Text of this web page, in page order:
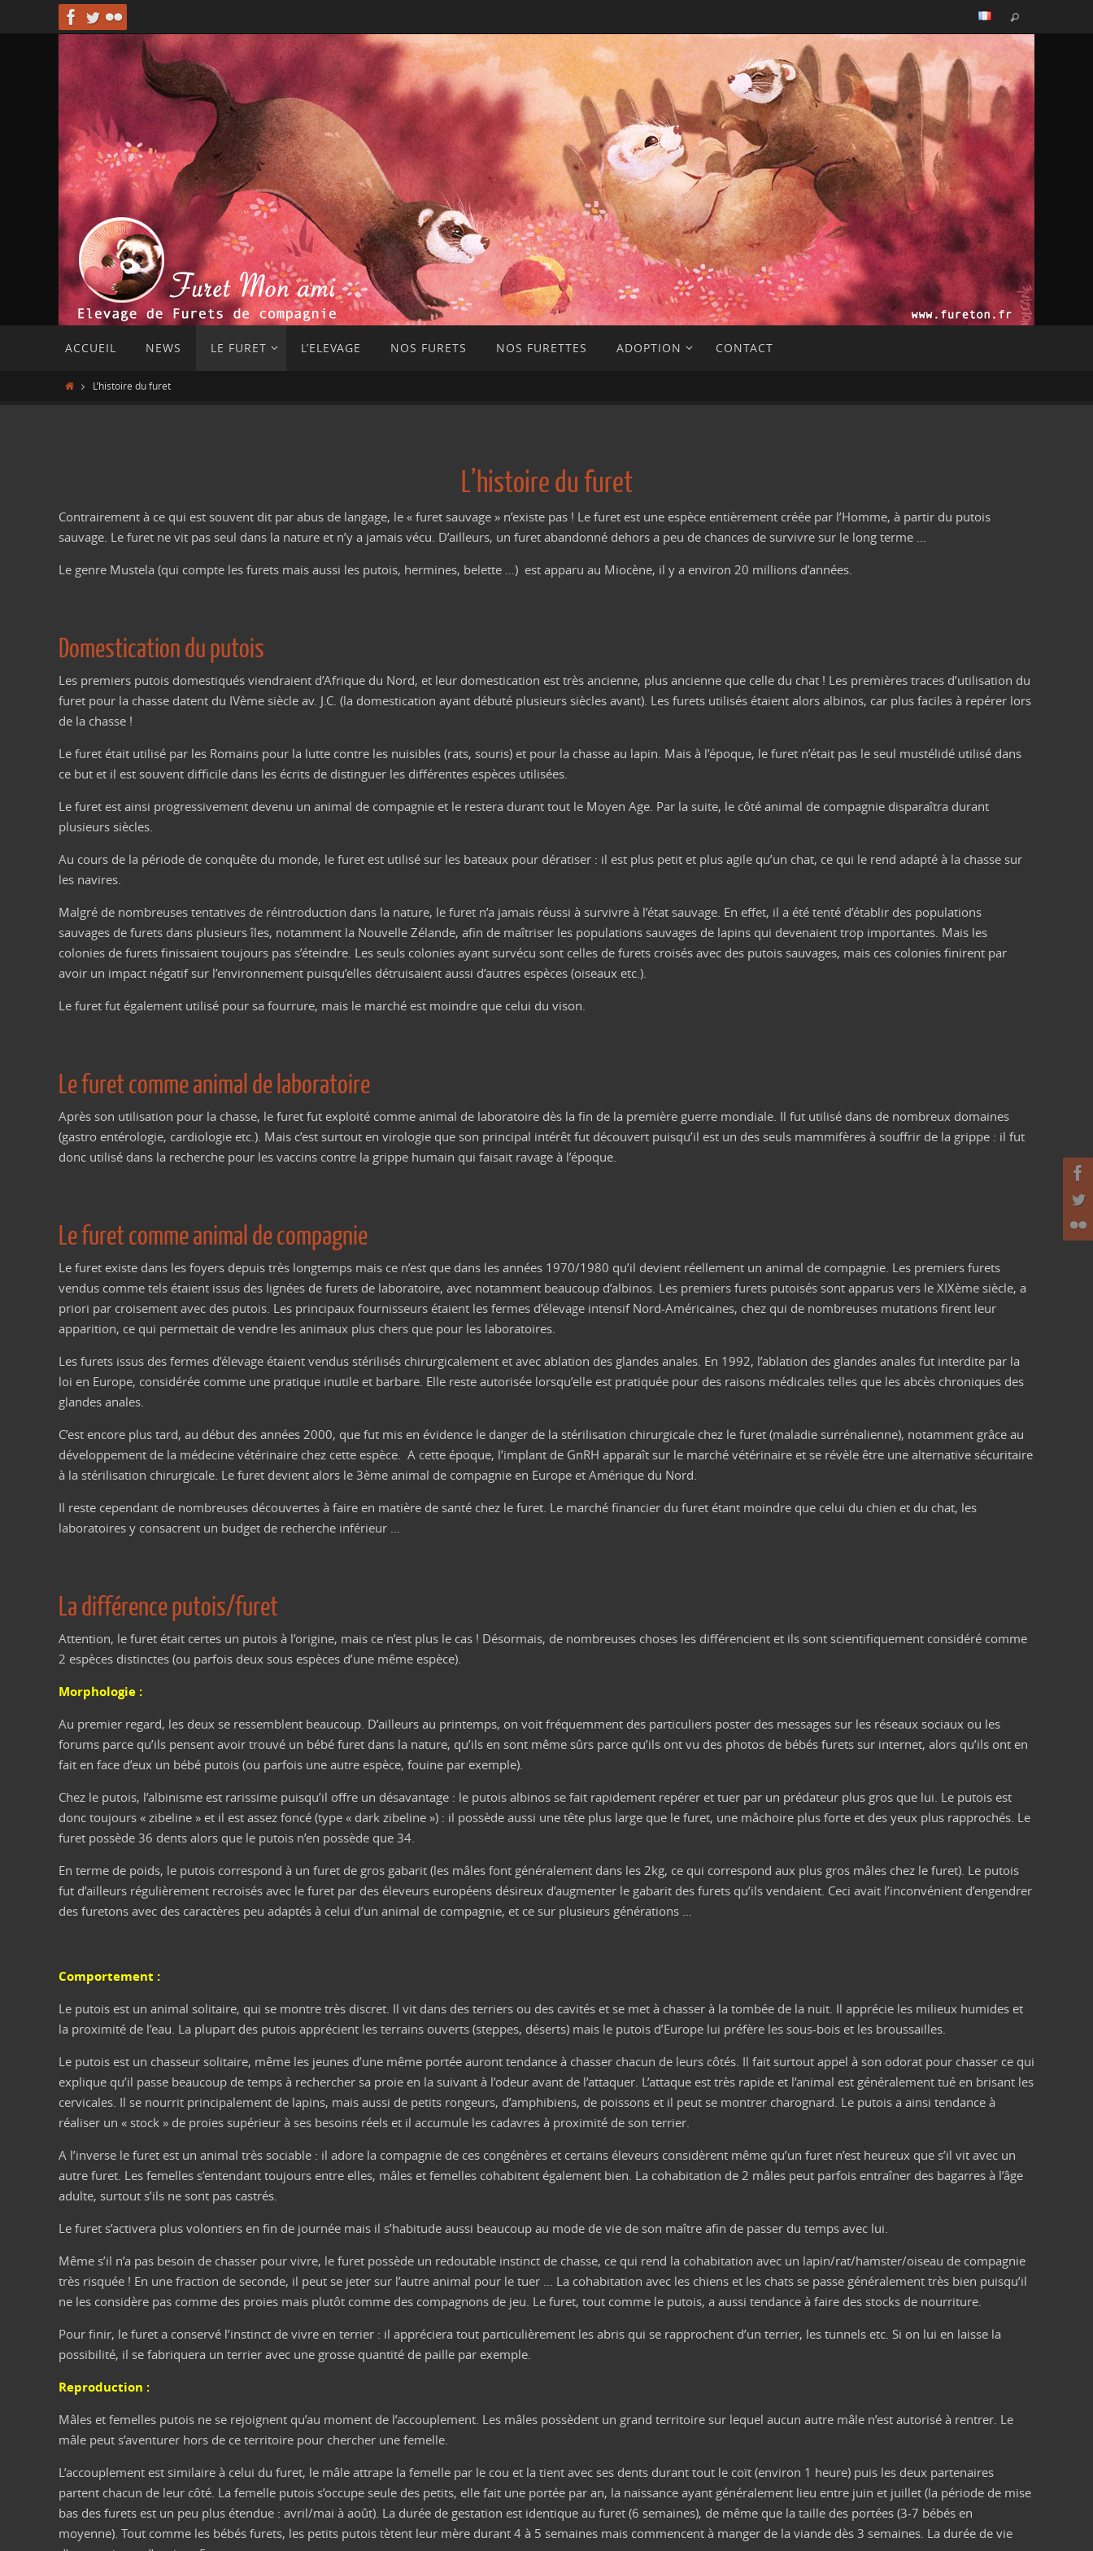
ACCUEIL NEWS LE FURET L’ELEVAGE NOS FURETS NOS FURETTES ADOPTION CONTACT
HomeL’histoire du furet
L’histoire du furet
Contrairement à ce qui est souvent dit par abus de langage, le « furet sauvage » n’existe pas ! Le furet est une espèce entièrement créée par l’Homme, à partir du putois
sauvage. Le furet ne vit pas seul dans la nature et n’y a jamais vécu. D’ailleurs, un furet abandonné dehors a peu de chances de survivre sur le long terme …
Le genre Mustela (qui compte les furets mais aussi les putois, hermines, belette …) est apparu au Miocène, il y a environ 20 millions d’années.
Domestication du putois
Les premiers putois domestiqués viendraient d’Afrique du Nord, et leur domestication est très ancienne, plus ancienne que celle du chat ! Les premières traces d’utilisation du
furet pour la chasse datent du IVème siècle av. J.C. (la domestication ayant débuté plusieurs siècles avant). Les furets utilisés étaient alors albinos, car plus faciles à repérer lors
de la chasse !
Le furet était utilisé par les Romains pour la lutte contre les nuisibles (rats, souris) et pour la chasse au lapin. Mais à l’époque, le furet n’était pas le seul mustélidé utilisé dans
ce but et il est souvent difficile dans les écrits de distinguer les différentes espèces utilisées.
Le furet est ainsi progressivement devenu un animal de compagnie et le restera durant tout le Moyen Age. Par la suite, le côté animal de compagnie disparaîtra durant
plusieurs siècles.
Au cours de la période de conquête du monde, le furet est utilisé sur les bateaux pour dératiser : il est plus petit et plus agile qu’un chat, ce qui le rend adapté à la chasse sur
les navires.
Malgré de nombreuses tentatives de réintroduction dans la nature, le furet n’a jamais réussi à survivre à l’état sauvage. En effet, il a été tenté d’établir des populations
sauvages de furets dans plusieurs îles, notamment la Nouvelle Zélande, afin de maîtriser les populations sauvages de lapins qui devenaient trop importantes. Mais les
colonies de furets finissaient toujours pas s’éteindre. Les seuls colonies ayant survécu sont celles de furets croisés avec des putois sauvages, mais ces colonies finirent par
avoir un impact négatif sur l’environnement puisqu’elles détruisaient aussi d’autres espèces (oiseaux etc.).
Le furet fut également utilisé pour sa fourrure, mais le marché est moindre que celui du vison.
Le furet comme animal de laboratoire
Après son utilisation pour la chasse, le furet fut exploité comme animal de laboratoire dès la fin de la première guerre mondiale. Il fut utilisé dans de nombreux domaines
(gastro entérologie, cardiologie etc.). Mais c’est surtout en virologie que son principal intérêt fut découvert puisqu’il est un des seuls mammifères à souffrir de la grippe : il fut
donc utilisé dans la recherche pour les vaccins contre la grippe humain qui faisait ravage à l’époque.
Le furet comme animal de compagnie
Le furet existe dans les foyers depuis très longtemps mais ce n’est que dans les années 1970/1980 qu’il devient réellement un animal de compagnie. Les premiers furets
vendus comme tels étaient issus des lignées de furets de laboratoire, avec notamment beaucoup d’albinos. Les premiers furets putoisés sont apparus vers le XIXème siècle, a
priori par croisement avec des putois. Les principaux fournisseurs étaient les fermes d’élevage intensif Nord-Américaines, chez qui de nombreuses mutations firent leur
apparition, ce qui permettait de vendre les animaux plus chers que pour les laboratoires.
Les furets issus des fermes d’élevage étaient vendus stérilisés chirurgicalement et avec ablation des glandes anales. En 1992, l’ablation des glandes anales fut interdite par la
loi en Europe, considérée comme une pratique inutile et barbare. Elle reste autorisée lorsqu’elle est pratiquée pour des raisons médicales telles que les abcès chroniques des
glandes anales.
C’est encore plus tard, au début des années 2000, que fut mis en évidence le danger de la stérilisation chirurgicale chez le furet (maladie surrénalienne), notamment grâce au
développement de la médecine vétérinaire chez cette espèce. A cette époque, l’implant de GnRH apparaît sur le marché vétérinaire et se révèle être une alternative sécuritaire
à la stérilisation chirurgicale. Le furet devient alors le 3ème animal de compagnie en Europe et Amérique du Nord.
Il reste cependant de nombreuses découvertes à faire en matière de santé chez le furet. Le marché financier du furet étant moindre que celui du chien et du chat, les
laboratoires y consacrent un budget de recherche inférieur …
La différence putois/furet
Attention, le furet était certes un putois à l’origine, mais ce n’est plus le cas ! Désormais, de nombreuses choses les différencient et ils sont scientifiquement considéré comme
2 espèces distinctes (ou parfois deux sous espèces d’une même espèce).
Morphologie :
Au premier regard, les deux se ressemblent beaucoup. D’ailleurs au printemps, on voit fréquemment des particuliers poster des messages sur les réseaux sociaux ou les
forums parce qu’ils pensent avoir trouvé un bébé furet dans la nature, qu’ils en sont même sûrs parce qu’ils ont vu des photos de bébés furets sur internet, alors qu’ils ont en
fait en face d’eux un bébé putois (ou parfois une autre espèce, fouine par exemple).
Chez le putois, l’albinisme est rarissime puisqu’il offre un désavantage : le putois albinos se fait rapidement repérer et tuer par un prédateur plus gros que lui. Le putois est
donc toujours « zibeline » et il est assez foncé (type « dark zibeline ») : il possède aussi une tête plus large que le furet, une mâchoire plus forte et des yeux plus rapprochés. Le
furet possède 36 dents alors que le putois n’en possède que 34.
En terme de poids, le putois correspond à un furet de gros gabarit (les mâles font généralement dans les 2kg, ce qui correspond aux plus gros mâles chez le furet). Le putois
fut d’ailleurs régulièrement recroisés avec le furet par des éleveurs européens désireux d’augmenter le gabarit des furets qu’ils vendaient. Ceci avait l’inconvénient d’engendrer
des furetons avec des caractères peu adaptés à celui d’un animal de compagnie, et ce sur plusieurs générations …
Comportement :
Le putois est un animal solitaire, qui se montre très discret. Il vit dans des terriers ou des cavités et se met à chasser à la tombée de la nuit. Il apprécie les milieux humides et
la proximité de l’eau. La plupart des putois apprécient les terrains ouverts (steppes, déserts) mais le putois d’Europe lui préfère les sous-bois et les broussailles.
Le putois est un chasseur solitaire, même les jeunes d’une même portée auront tendance à chasser chacun de leurs côtés. Il fait surtout appel à son odorat pour chasser ce qui
explique qu’il passe beaucoup de temps à rechercher sa proie en la suivant à l’odeur avant de l’attaquer. L’attaque est très rapide et l’animal est généralement tué en brisant les
cervicales. Il se nourrit principalement de lapins, mais aussi de petits rongeurs, d’amphibiens, de poissons et il peut se montrer charognard. Le putois a ainsi tendance à
réaliser un « stock » de proies supérieur à ses besoins réels et il accumule les cadavres à proximité de son terrier.
A l’inverse le furet est un animal très sociable : il adore la compagnie de ces congénères et certains éleveurs considèrent même qu’un furet n’est heureux que s’il vit avec un
autre furet. Les femelles s’entendant toujours entre elles, mâles et femelles cohabitent également bien. La cohabitation de 2 mâles peut parfois entraîner des bagarres à l’âge
adulte, surtout s’ils ne sont pas castrés.
Le furet s’activera plus volontiers en fin de journée mais il s’habitude aussi beaucoup au mode de vie de son maître afin de passer du temps avec lui.
Même s’il n’a pas besoin de chasser pour vivre, le furet possède un redoutable instinct de chasse, ce qui rend la cohabitation avec un lapin/rat/hamster/oiseau de compagnie
très risquée ! En une fraction de seconde, il peut se jeter sur l’autre animal pour le tuer … La cohabitation avec les chiens et les chats se passe généralement très bien puisqu’il
ne les considère pas comme des proies mais plutôt comme des compagnons de jeu. Le furet, tout comme le putois, a aussi tendance à faire des stocks de nourriture.
Pour finir, le furet a conservé l’instinct de vivre en terrier : il appréciera tout particulièrement les abris qui se rapprochent d’un terrier, les tunnels etc. Si on lui en laisse la
possibilité, il se fabriquera un terrier avec une grosse quantité de paille par exemple.
Reproduction :
Mâles et femelles putois ne se rejoignent qu’au moment de l’accouplement. Les mâles possèdent un grand territoire sur lequel aucun autre mâle n’est autorisé à rentrer. Le
mâle peut s’aventurer hors de ce territoire pour chercher une femelle.
L’accouplement est similaire à celui du furet, le mâle attrape la femelle par le cou et la tient avec ses dents durant tout le coït (environ 1 heure) puis les deux partenaires
partent chacun de leur côté. La femelle putois s’occupe seule des petits, elle fait une portée par an, la naissance ayant généralement lieu entre juin et juillet (la période de mise
bas des furets est un peu plus étendue : avril/mai à août). La durée de gestation est identique au furet (6 semaines), de même que la taille des portées (3-7 bébés en
moyenne). Tout comme les bébés furets, les petits putois tètent leur mère durant 4 à 5 semaines mais commencent à manger de la viande dès 3 semaines. La durée de vie